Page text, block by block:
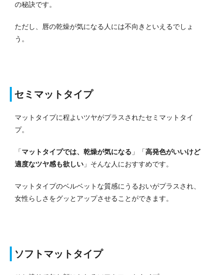
の秘訣です。
ただし、唇の乾燥が気になる人には不向きといえるでしょ
う。
セミマットタイプ
マットタイプに程よいツヤがプラスされたセミマットタイ
プ。
「マットタイプでは、乾燥が気になる 」「高発色がいいけど
適度なツヤ感も欲しい 」そんな人におすすめです。
マットタイプのベルベットな質感にうるおいがプラスされ、
女性らしさをグッとアップさせることができます。
ソフトマットタイプ